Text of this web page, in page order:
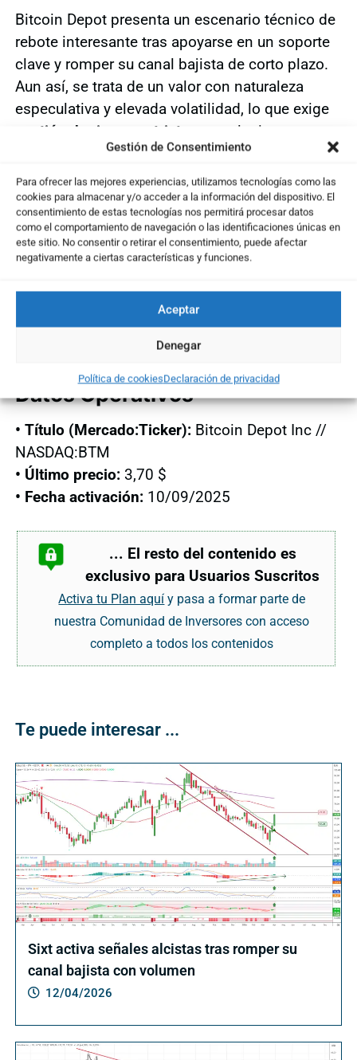
Gestión de Consentimiento
Para ofrecer las mejores experiencias, utilizamos tecnologías como las
cookies para almacenar y/o acceder a la información del dispositivo. El
consentimiento de estas tecnologías nos permitirá procesar datos
como el comportamiento de navegación o las identificaciones únicas en
este sitio. No consentir o retirar el consentimiento, puede afectar
negativamente a ciertas características y funciones.
Aceptar
Denegar
Política de cookiesDeclaración de privacidad
Bitcoin Depot presenta un escenario técnico de
rebote interesante tras apoyarse en un soporte
clave y romper su canal bajista de corto plazo.
Aun así, se trata de un valor con naturaleza
especulativa y elevada volatilidad, lo que exige
gestión de riesgo estricta
en cualquier
planteamiento operativo.
Contexto de la compañía
Bitcoin Depot es una empresa estadounidense
dedicada a la operación decajeros automáticos
de criptomonedas
, con miles de terminales
distribuidos en gasolineras, supermercados y
otros puntos estratégicos. Su modelo de
negocio busca facilitar el acceso a Bitcoin y
otras criptodivisas al público general.
Datos Operativos
• Título (Mercado:Ticker): Bitcoin Depot Inc //
NASDAQ:BTM
• Último precio: 3,70 $
• Fecha activación: 10/09/2025
... El resto del contenido es
exclusivo para Usuarios Suscritos
Activa tu Plan aquí y pasa a formar parte de
nuestra Comunidad de Inversores con acceso
completo a todos los contenidos
Te puede interesar ...
Sixt activa señales alcistas tras romper su
canal bajista con volumen
12/04/2026